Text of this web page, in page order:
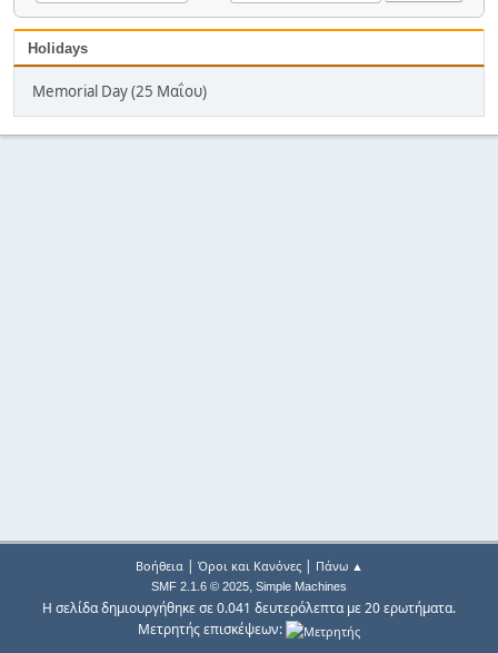
Holidays
Memorial Day (25 Μαΐου)
Βοήθεια| Όροι και Κανόνες| Πάνω ▲
SMF 2.1.6 © 2025, Simple Machines
Η σελίδα δημιουργήθηκε σε 0.041 δευτερόλεπτα με 20 ερωτήματα.
Μετρητής επισκέψεων: